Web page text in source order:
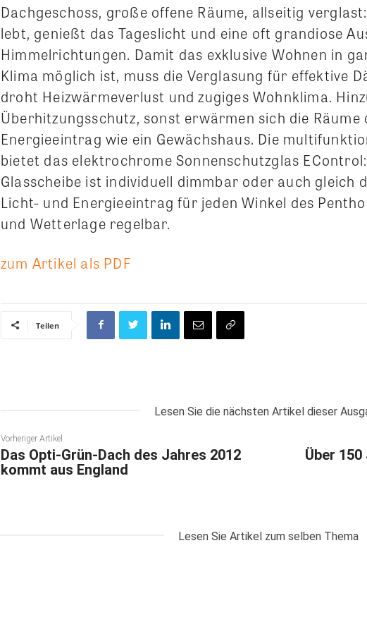
Dachgeschoss, große offene Räume, allseitig
lebt, genießt das Tageslicht und eine oft grandiose
Himmelrichtungen. Damit das exklusive Wohnen in
Klima möglich ist, muss die Verglasung für effektive
droht Heizwärmeverlust und zugiges Wohnklima.
Überhitzungsschutz, sonst erwärmen sich die Räume
Energieeintrag wie ein Gewächshaus. Die
bietet das elektrochrome Sonnenschutzglas
Glasscheibe ist individuell dimmbar oder auch gleich
Licht- und Energieeintrag für jeden Winkel des
und Wetterlage regelbar.
zum Artikel als PDF
Teilen
Lesen Sie die nächsten Artikel dieser
Vorheriger Artikel
Das Opti-Grün-Dach des Jahres 2012
kommt aus England
Über
Lesen Sie Artikel zum selben Thema